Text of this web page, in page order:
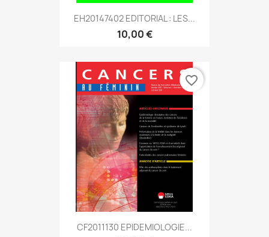
EH20147402 EDITORIAL : LES...
10,00 €
CF2011130 EPIDEMIOLOGIE...
favorite_border